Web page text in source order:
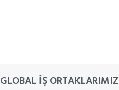
Partlatma
GLOBAL İŞ ORTAKLARIMIZ